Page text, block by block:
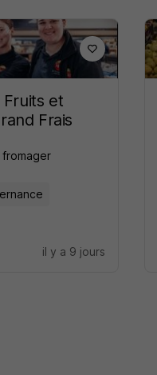
et
Frais
fromager
il y a 9 jours